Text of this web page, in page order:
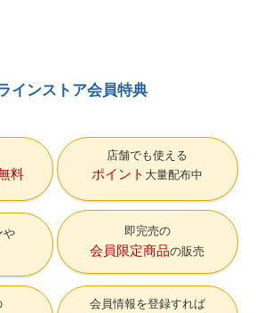
インストア会員特典
料
店舗でも使える
ポイント 大量配布中
即完売の
会員限定商品の販売
会員情報を登録すれば